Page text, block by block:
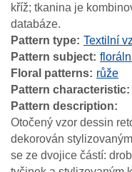
kříž; tkanina je
databáze.
Pattern type Textilní
Pattern subject
Floral patterns
růže
Pattern characteristic
Pattern description
Otočený vzor dessin
dekorován
se ze dvojice částí: